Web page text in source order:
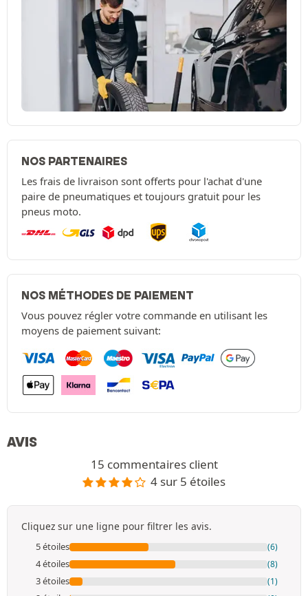
NOS PARTENAIRES
Les frais de livraison sont offerts pour l'achat d'une
paire de pneumatiques et toujours gratuit pour les
pneus moto.
NOS MÉTHODES DE PAIEMENT
Vous pouvez régler votre commande en utilisant les
moyens de paiement suivant:
AVIS
15 commentaires client
4 sur 5 étoiles
Cliquez sur une ligne pour filtrer les avis.
5 étoiles (6)
4 étoiles (8)
3 étoiles (1)